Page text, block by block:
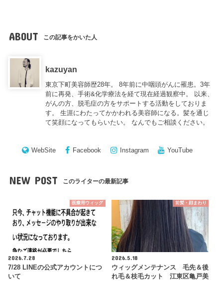
ABOUT この記事をかいた人
kazuyan
東京下町美容師歴28年。 8年前に中咽頭がんに罹患。3年
前に再発、手術&化学療法を経て現在経過観察中。 以来、
がんの方、脱毛症の方をサポートする活動をしておりま
す。 生涯にわたってかかわれる美容師になる。髪を通じ
て笑顔になってもらいたい。 なんでもご相談ください。
WebSite Facebook Instagram YouTube
NEW POST このライターの最新記事
医療用ウィッグ
2026.7.28
7/28 LINEの公式アカウントにつ
いて
前髪・顔まわり
2026.5.18
ウィッグメンテナンス 毛先＆後
れ毛＆枝毛カット 江東区亀戸美